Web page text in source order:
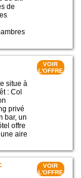
de
situe à
: Col
privé
bar, un
offre
aire
VOIR
L'OFFRE
VOIR
L'OFFRE